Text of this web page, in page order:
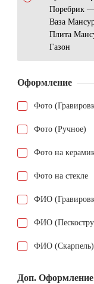
Поребрик
Ваза
Плита
Газон
Оформление
Фото
Фото (Ручное)
Фото на
Фото на стекле
ФИО
ФИО
ФИО (Скарпель)
Доп. Оформление